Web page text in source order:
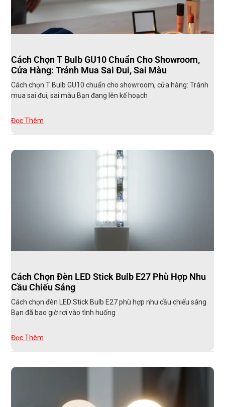
Cách Chọn T Bulb GU10 Chuẩn Cho Showroom,
Cửa Hàng: Tránh Mua Sai Đui, Sai Màu
Cách chọn T Bulb GU10 chuẩn cho showroom, cửa hàng: Tránh
mua sai đui, sai màu Bạn đang lên kế hoạch
Đọc Thêm
Cách Chọn Đèn LED Stick Bulb E27 Phù Hợp Nhu
Cầu Chiếu Sáng
Cách chọn đèn LED Stick Bulb E27 phù hợp nhu cầu chiếu sáng
Bạn đã bao giờ rơi vào tình huống
Đọc Thêm